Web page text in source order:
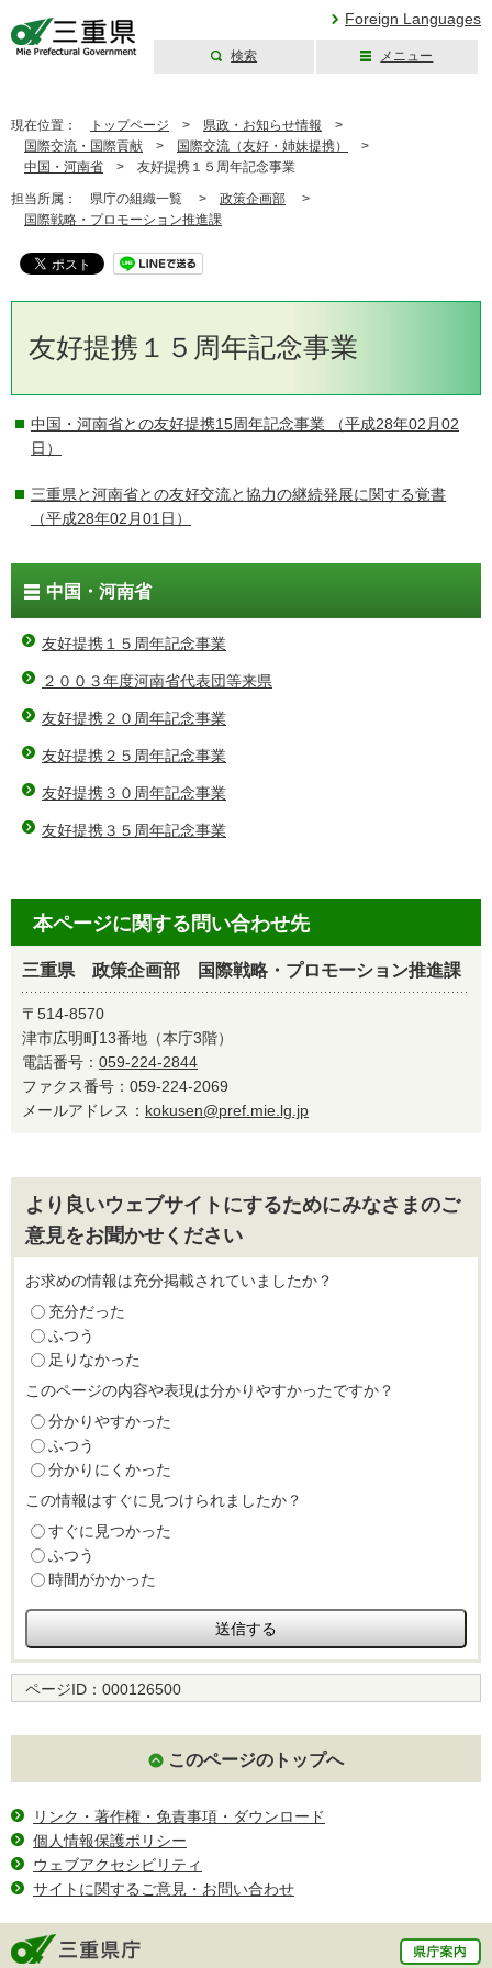
Foreign Languages
検索 メニュー
現在位置： トップページ > 県政・お知らせ情報 >
国際交流・国際貢献 > 国際交流（友好・姉妹提携）
>
中国・河南省 > 友好提携１５周年記念事業
担当所属： 県庁の組織一覧 > 政策企画部 >
国際戦略・プロモーション推進課
友好提携１５周年記念事業
中国・河南省との友好提携15周年記念事業 （平成28年02月02
日）
三重県と河南省との友好交流と協力の継続発展に関する覚書
（平成28年02月01日）
中国・河南省
友好提携１５周年記念事業
２００３年度河南省代表団等来県
友好提携２０周年記念事業
友好提携２５周年記念事業
友好提携３０周年記念事業
友好提携３５周年記念事業
本ページに関する問い合わせ先
三重県 政策企画部 国際戦略・プロモーション推進課
〒514-8570
津市広明町13番地（本庁3階）
電話番号： 059-224-2844
ファクス番号：059-224-2069
メールアドレス： kokusen@pref.mie.lg.jp
より良いウェブサイトにするためにみなさまのご
意見をお聞かせください
お求めの情報は充分掲載されていましたか？
充分だった
ふつう
足りなかった
このページの内容や表現は分かりやすかったですか？
分かりやすかった
ふつう
分かりにくかった
この情報はすぐに見つけられましたか？
すぐに見つかった
ふつう
時間がかかった
ページID： 000126500
このページのトップへ
リンク・著作権・免責事項・ダウンロード
個人情報保護ポリシー
ウェブアクセシビリティ
サイトに関するご意見・お問い合わせ